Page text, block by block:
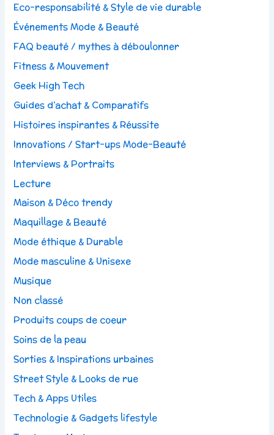
Eco-responsabilité & Style de vie durable
Événements Mode & Beauté
FAQ beauté / mythes à déboulonner
Fitness & Mouvement
Geek High Tech
Guides d’achat & Comparatifs
Histoires inspirantes & Réussite
Innovations / Start-ups Mode-Beauté
Interviews & Portraits
Lecture
Maison & Déco trendy
Maquillage & Beauté
Mode éthique & Durable
Mode masculine & Unisexe
Musique
Non classé
Produits coups de coeur
Soins de la peau
Sorties & Inspirations urbaines
Street Style & Looks de rue
Tech & Apps Utiles
Technologie & Gadgets lifestyle